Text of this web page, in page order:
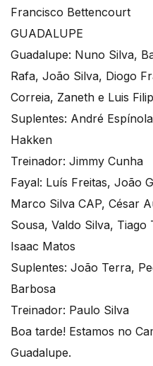
Francisco Bettencourt
GUADALUPE
Guadalupe: Nuno Silva,
Rafa, João Silva, Diogo
Correia, Zaneth e Luis
Suplentes: André
Hakken
Treinador: Jimmy Cunha
Fayal: Luís Freitas, João
Marco Silva CAP, César
Sousa, Valdo Silva, Tiago
Isaac Matos
Suplentes: João Terra,
Barbosa
Treinador: Paulo Silva
Boa tarde! Estamos no
Guadalupe.